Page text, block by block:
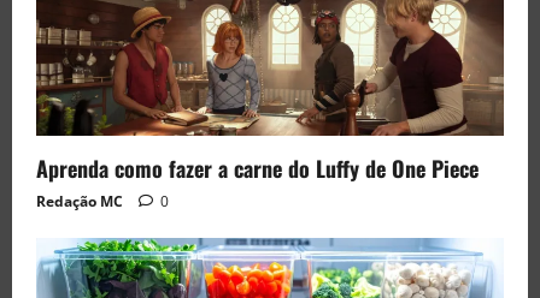
Aprenda como fazer a carne do Luffy de One Piece
Redação MC 0